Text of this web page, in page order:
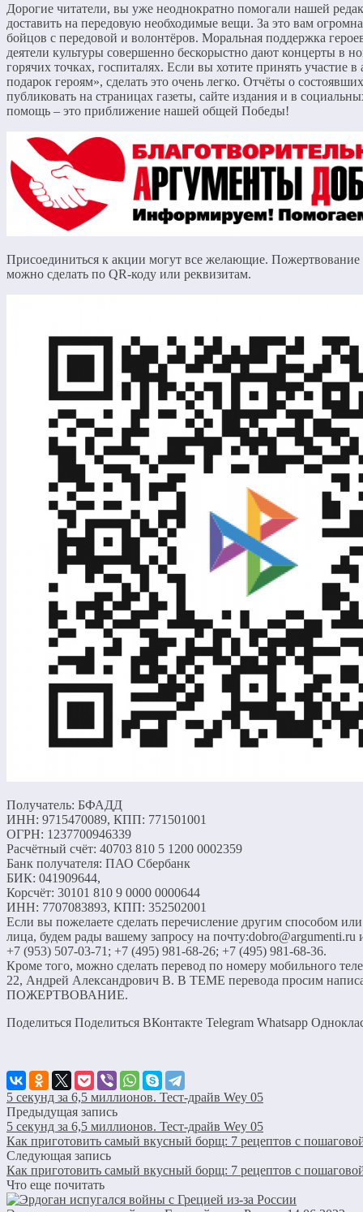
Дорогие читатели, вы уже неоднократно помогали нашей
доставить на передовую необходимые вещи. За это вам
бойцов с передовой и волонтёров. Моральная поддержка
деятели культуры совершенно бескорыстно дают концерты в
горячих точках, госпиталях. Если вы хотите принять участие
подарок героям», сделать это очень легко. Отчёты о
публиковать на страницах газеты, сайте издания и в
помощь – это приближение нашей общей Победы!
Присоединиться к акции могут все желающие.
можно сделать по QR-коду или реквизитам.
Получатель: БФАДД
ИНН: 9715470089, КПП: 771501001
ОГРН: 1237700946339
Расчётный счёт: 40703 810 5 1200 0002359
Банк получателя: ПАО Сбербанк
БИК: 041909644,
Корсчёт: 30101 810 9 0000 0000644
ИНН: 7707083893, КПП: 352502001
Если вы пожелаете сделать перечисление другим способом
лица, будем рады вашему запросу на почту:dobro@argumenti.ru
+7 (953) 507-03-71; +7 (495) 981-68-26; +7 (495) 981-68-36.
Кроме того, можно сделать перевод по номеру мобильного
22, Андрей Александрович В. В ТЕМЕ перевода просим
ПОЖЕРТВОВАНИЕ.
Поделиться Поделиться ВКонтакте Telegram Whatsapp
5 секунд за 6,5 миллионов. Тест-драйв Wey 05
Предыдущая запись
5 секунд за 6,5 миллионов. Тест-драйв Wey 05
Как приготовить самый вкусный борщ: 7 рецептов с
Следующая запись
Как приготовить самый вкусный борщ: 7 рецептов с
Что еще почитать